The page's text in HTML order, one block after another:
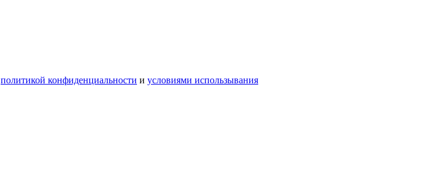
политикой конфиденциальности и условиями использывания